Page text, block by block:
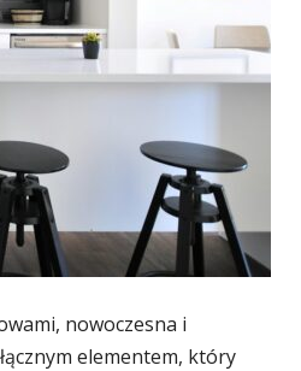
nowoczesna i
elementem, który